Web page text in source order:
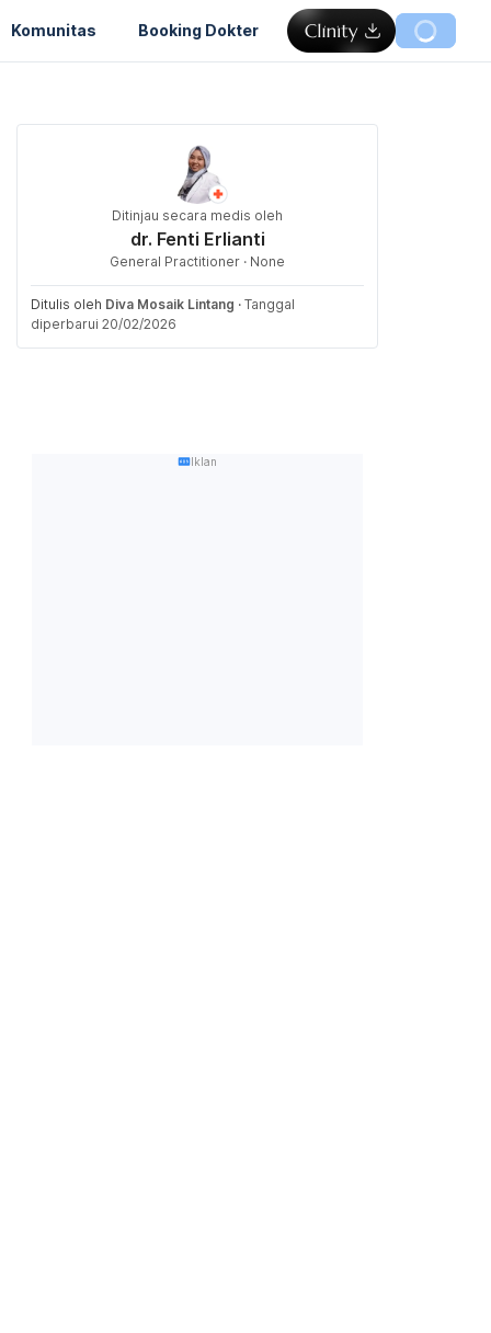
Komunitas Booking Dokter
Ditinjau secara medis oleh
dr. Fenti Erlianti
General Practitioner · None
Ditulis oleh Diva Mosaik Lintang · Tanggal
diperbarui 20/02/2026
Iklan